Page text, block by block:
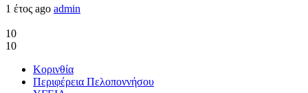
1 έτος ago admin
10
10
Κορινθία
Περιφέρεια Πελοποννήσου